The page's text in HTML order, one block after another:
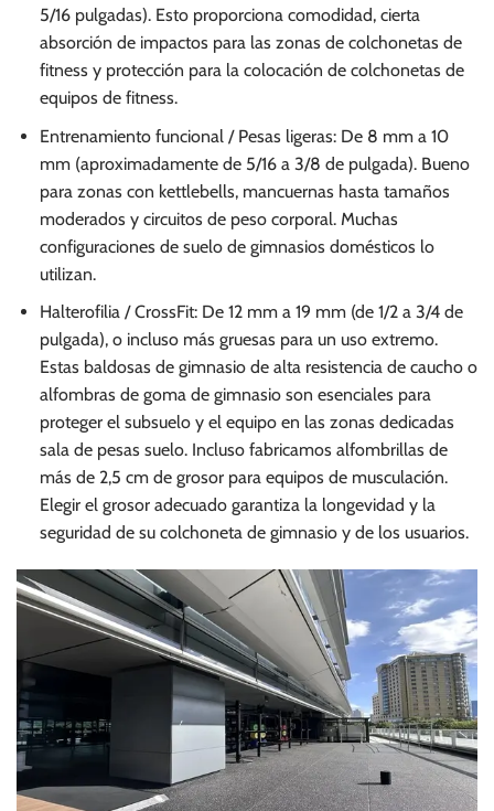
5/16 pulgadas). Esto proporciona comodidad, cierta
absorción de impactos para las zonas de colchonetas de
fitness y protección para la colocación de colchonetas de
equipos de fitness.
Entrenamiento funcional / Pesas ligeras: De 8 mm a 10
mm (aproximadamente de 5/16 a 3/8 de pulgada). Bueno
para zonas con kettlebells, mancuernas hasta tamaños
moderados y circuitos de peso corporal. Muchas
configuraciones de suelo de gimnasios domésticos lo
utilizan.
Halterofilia / CrossFit: De 12 mm a 19 mm (de 1/2 a 3/4 de
pulgada), o incluso más gruesas para un uso extremo.
Estas baldosas de gimnasio de alta resistencia de caucho o
alfombras de goma de gimnasio son esenciales para
proteger el subsuelo y el equipo en las zonas dedicadas
sala de pesas suelo. Incluso fabricamos alfombrillas de
más de 2,5 cm de grosor para equipos de musculación.
Elegir el grosor adecuado garantiza la longevidad y la
seguridad de su colchoneta de gimnasio y de los usuarios.